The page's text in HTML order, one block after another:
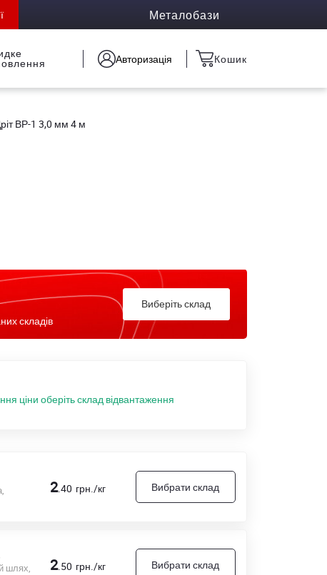
Металобази
Авторизація Кошик
ВР-1 3,0 мм 4 м
складів
Виберіть склад
ціни оберіть склад відвантаження
2.40 грн./кг Вибрати склад
шлях,
2.50 грн./кг Вибрати склад